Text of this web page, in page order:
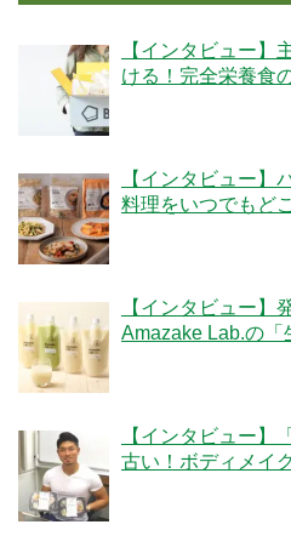
【インタビュー】
ける！完全栄養食
【インタビュー】
料理をいつでもど
【インタビュー】
Amazake Lab.の「
【インタビュー】
古い！ボディメイ